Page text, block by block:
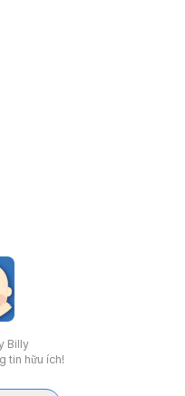
Billy
tin hữu ích!